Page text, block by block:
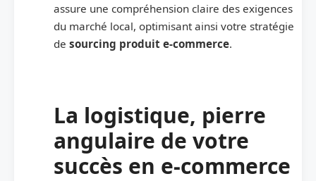
assure une compréhension claire des exigences
du marché local, optimisant ainsi votre stratégie
de sourcing produit e-commerce.
La logistique, pierre
angulaire de votre
succès en e-commerce